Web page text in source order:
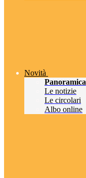
Novità
Panoramica
Le notizie
Le circolari
Albo online